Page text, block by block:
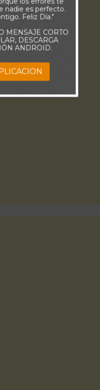
nadie es perfecto.
Feliz Día."
MENSAJE CORTO
DESCARGA
ANDROID.